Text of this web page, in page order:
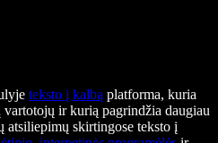
teksto į kalbą platforma, kuria
ir kurią pagrindžia daugiau
atsiliepimų skirtingose teksto į